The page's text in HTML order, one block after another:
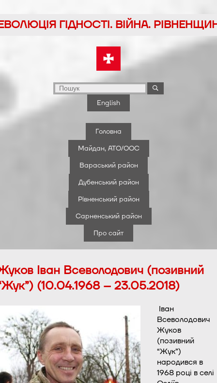
ГІДНОСТІ. ВІЙНА.
English
Головна
Майдан, АТО/ООС
Вараський район
Дубенський район
Рівненський район
Сарненський район
Про сайт
Іван Всеволодович (позивний
(10.04.1968 – 23.05.2018)
Іван
Всеволодович
Жуков
(позивний
“Жук”)
народився в
1968 році в селі